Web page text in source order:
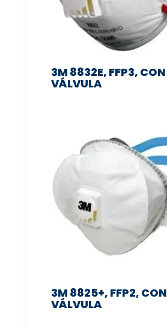
3M 8832E, FFP3, CON
VÁLVULA
3M 8825+, FFP2, CON
VÁLVULA